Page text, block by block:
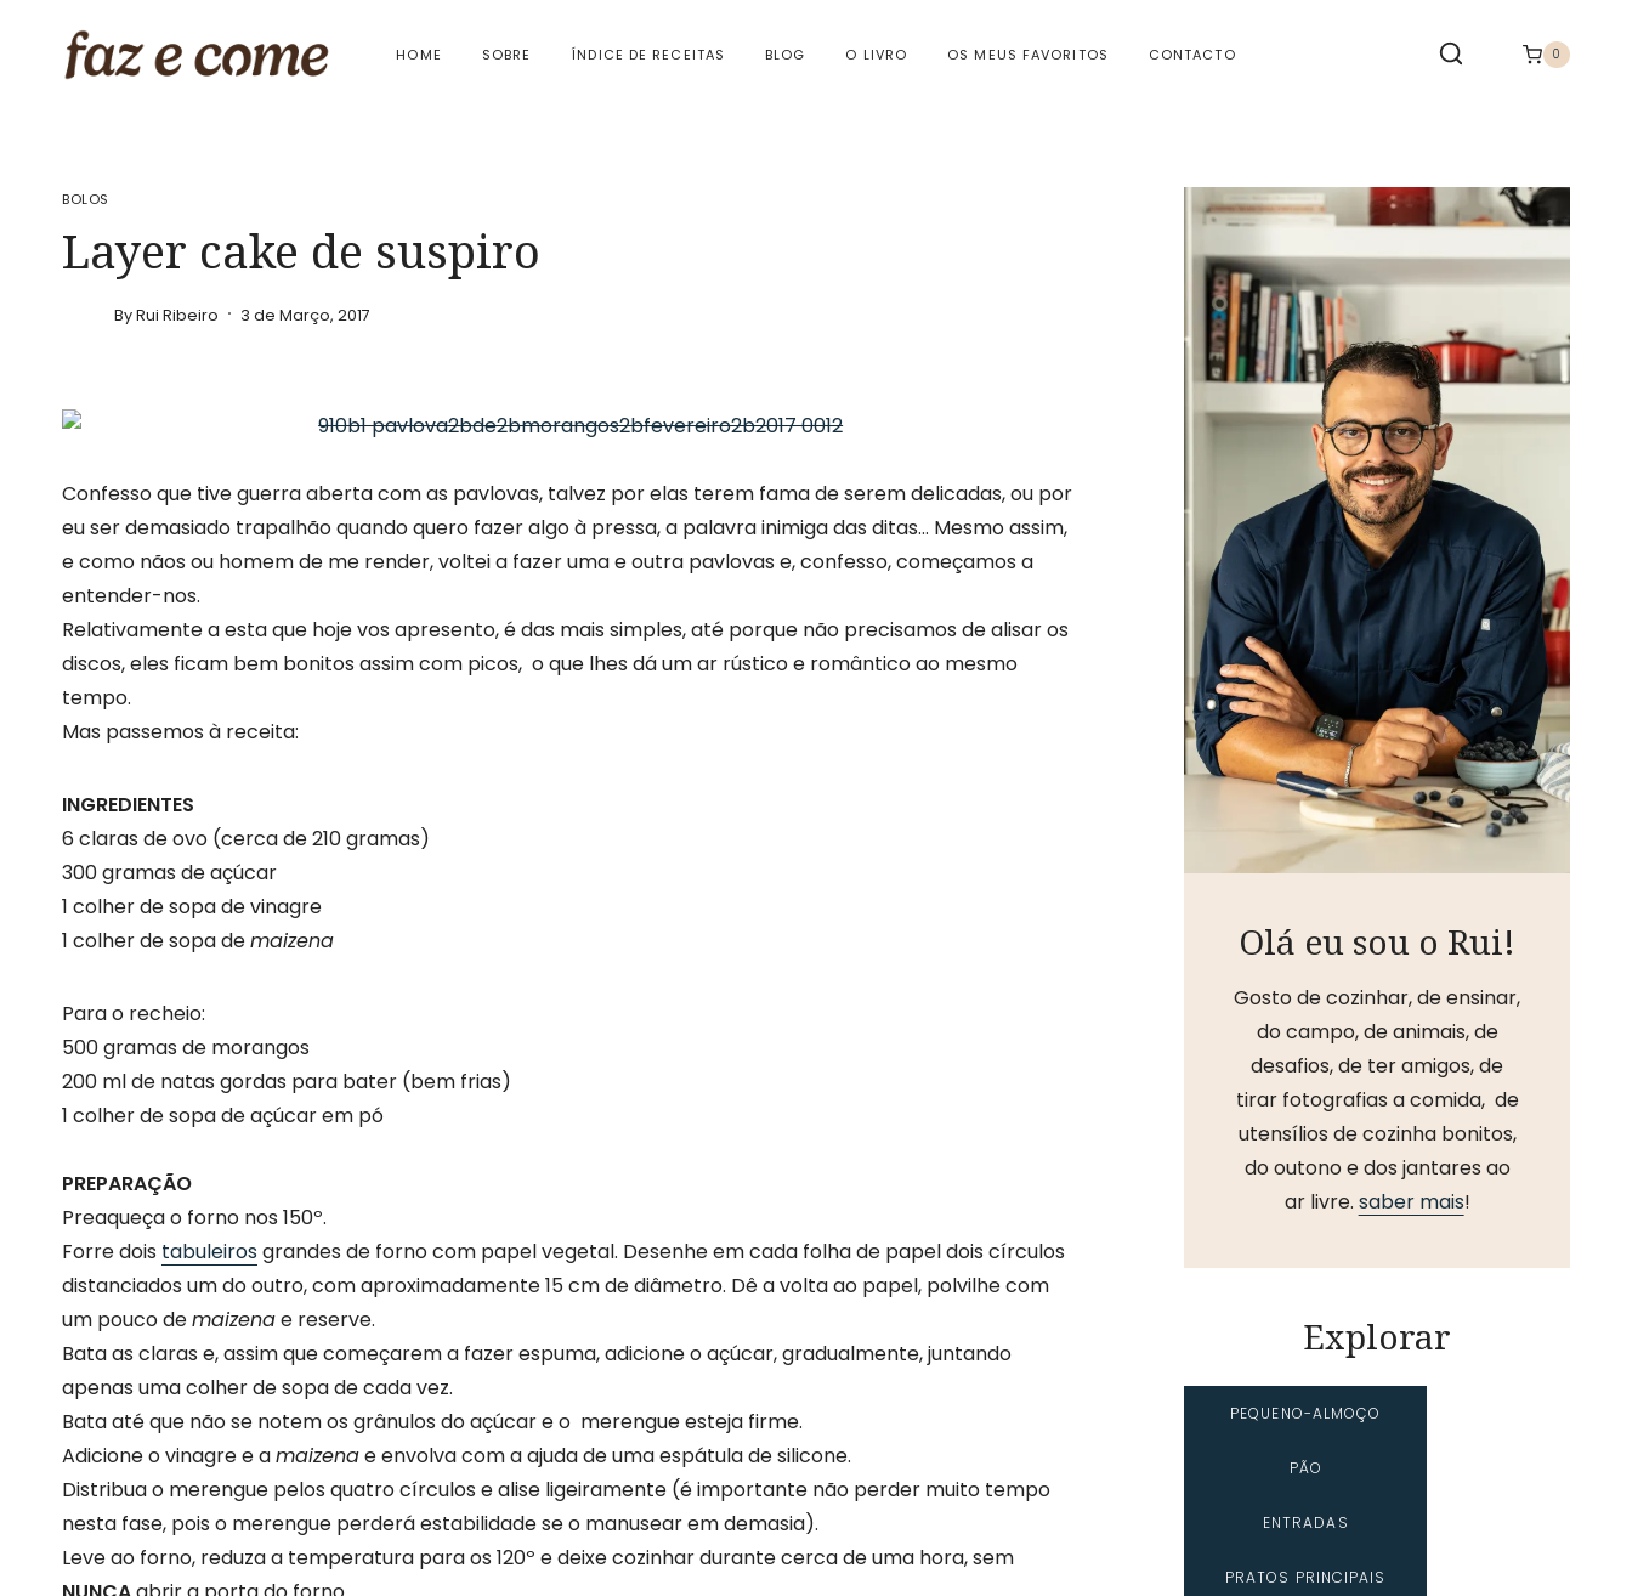
content
HOME SOBRE ÍNDICE DE RECEITAS BLOG O LIVRO OS MEUS FAVORITOS CONTACTO 0
BOLOS
Layer cake de suspiro
ByRui Ribeiro 3 de Março, 2017
Confesso que tive guerra aberta com as pavlovas, talvez por elas terem fama de serem delicadas, ou por
eu ser demasiado trapalhão quando quero fazer algo à pressa, a palavra inimiga das ditas… Mesmo assim,
e como nãos ou homem de me render, voltei a fazer uma e outra pavlovas e, confesso, começamos a
entender-nos.
Relativamente a esta que hoje vos apresento, é das mais simples, até porque não precisamos de alisar os
discos, eles ficam bem bonitos assim com picos, o que lhes dá um ar rústico e romântico ao mesmo
tempo.
Mas passemos à receita:
INGREDIENTES
6 claras de ovo (cerca de 210 gramas)
300 gramas de açúcar
1 colher de sopa de vinagre
1 colher de sopa demaizena
Para o recheio:
500 gramas de morangos
200 ml de natas gordas para bater (bem frias)
1 colher de sopa de açúcar em pó
PREPARAÇÃO
Preaqueça o forno nos 150º.
Forre dois tabuleirosgrandes de forno com papel vegetal. Desenhe em cada folha de papel dois círculos
distanciados um do outro, com aproximadamente 15 cm de diâmetro. Dê a volta ao papel, polvilhe com
um pouco demaizenae reserve.
Bata as claras e, assim que começarem a fazer espuma, adicione o açúcar, gradualmente, juntando
apenas uma colher de sopa de cada vez.
Bata até que não se notem os grânulos do açúcar e o merengue esteja firme.
Adicione o vinagre e amaizenae envolva com a ajuda de uma espátula de silicone.
Distribua o merengue pelos quatro círculos e alise ligeiramente (é importante não perder muito tempo
nesta fase, pois o merengue perderá estabilidade se o manusear em demasia).
Leve ao forno, reduza a temperatura para os 120º e deixe cozinhar durante cerca de uma hora, sem
Olá eu sou o Rui!
Gosto de cozinhar, de ensinar,
do campo, de animais, de
desafios, de ter amigos, de
tirar fotografias a comida, de
utensílios de cozinha bonitos,
do outono e dos jantares ao
ar livre. saber mais!
Explorar
PEQUENO-ALMOÇO
PÃO
ENTRADAS
PRATOS PRINCIPAIS